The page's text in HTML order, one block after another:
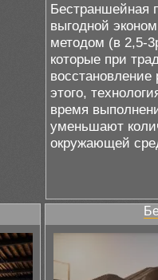
Бестраншейная
выгодной
методом (в 2,5-
которые при
этого,
время
уменьшают
окружающей